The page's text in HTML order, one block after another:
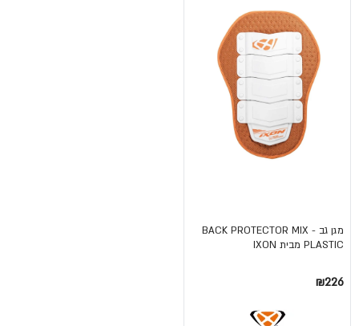
מגן גב BACK PROTECTOR MIX -
PLASTIC מבית IXON
₪226